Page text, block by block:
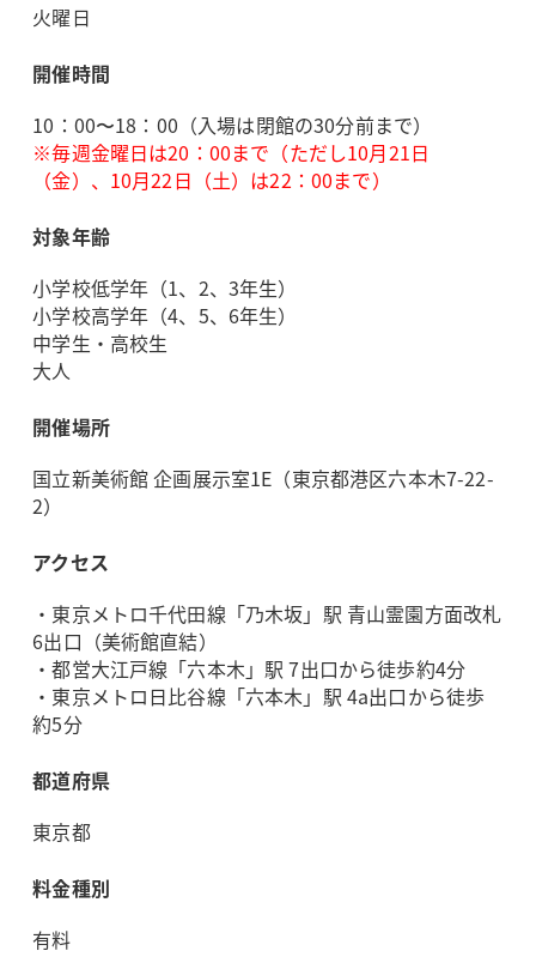
火曜日
開催時間
10：00〜18：00（入場は閉館の30分前まで）
※毎週金曜日は20：00まで（ただし10月21日
（金）、10月22日（土）は22：00まで）
対象年齢
小学校低学年（1、2、3年生）
小学校高学年（4、5、6年生）
中学生・高校生
大人
開催場所
国立新美術館 企画展示室1E（東京都港区六本木7-22-
2）
アクセス
・東京メトロ千代田線「乃木坂」駅 青山霊園方面改札
6出口（美術館直結）
・都営大江戸線「六本木」駅 7出口から徒歩約4分
・東京メトロ日比谷線「六本木」駅 4a出口から徒歩
約5分
都道府県
東京都
料金種別
有料